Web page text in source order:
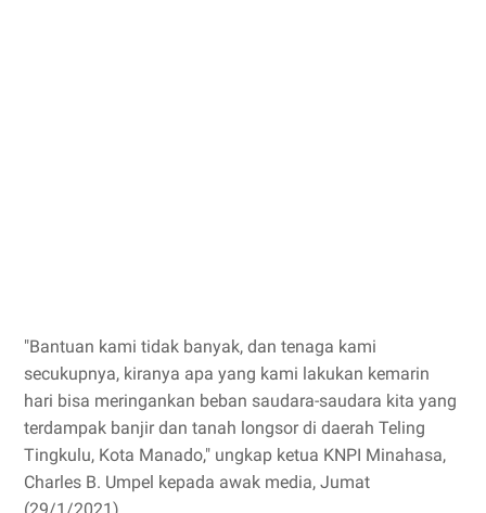
"Bantuan kami tidak banyak, dan tenaga kami
secukupnya, kiranya apa yang kami lakukan kemarin
hari bisa meringankan beban saudara-saudara kita yang
terdampak banjir dan tanah longsor di daerah Teling
Tingkulu, Kota Manado," ungkap ketua KNPI Minahasa,
Charles B. Umpel kepada awak media, Jumat